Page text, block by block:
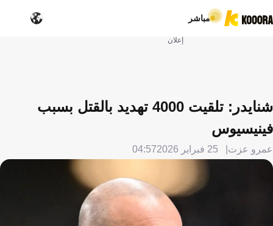
مباشر
إعلان
شنايدر: تلقيت 4000 تهديد بالقتل بسبب
فينيسيوس
عمرو عزت 25 فبراير 2026 04:57